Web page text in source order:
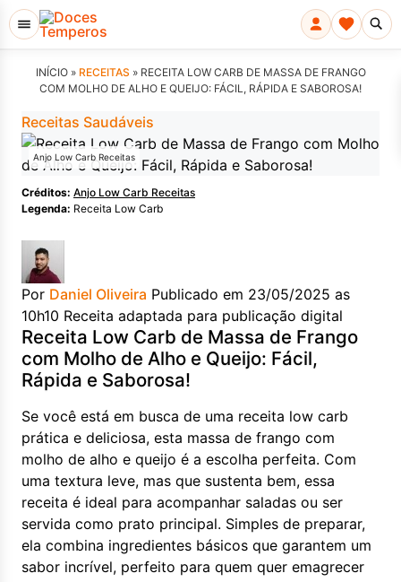
INÍCIO » RECEITAS » RECEITA LOW CARB DE MASSA DE FRANGO
COM MOLHO DE ALHO E QUEIJO: FÁCIL, RÁPIDA E SABOROSA!
Receitas Saudáveis
Anjo Low Carb Receitas
Créditos: Anjo Low Carb Receitas
Legenda: Receita Low Carb
Por Daniel Oliveira Publicado em 23/05/2025 as
10h10 Receita adaptada para publicação digital
Receita Low Carb de Massa de Frango
com Molho de Alho e Queijo: Fácil,
Rápida e Saborosa!
Se você está em busca de uma receita low carb
prática e deliciosa, esta massa de frango com
molho de alho e queijo é a escolha perfeita. Com
uma textura leve, mas que sustenta bem, essa
receita é ideal para acompanhar saladas ou ser
servida como prato principal. Simples de preparar,
ela combina ingredientes básicos que garantem um
sabor incrível, perfeito para quem quer emagrecer